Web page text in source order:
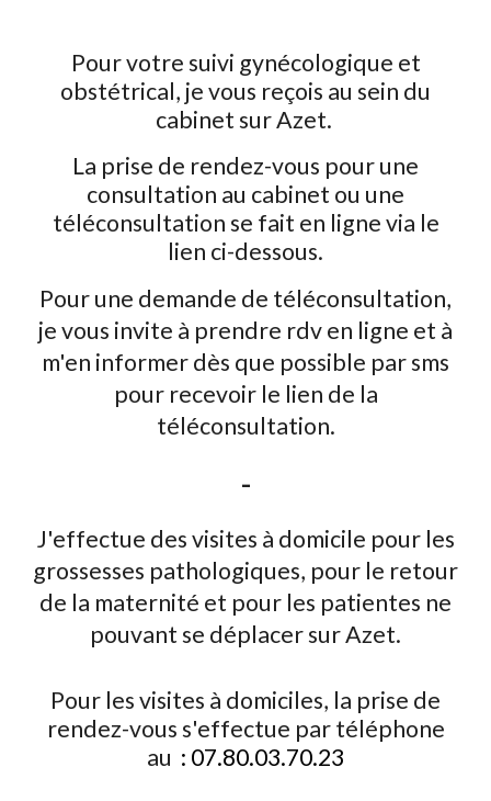
Pour votre suivi gynécologique et
obstétrical, je vous reçois au sein du
cabinetsur Azet.
La prise de rendez-vous pour une
consultation au cabinet ou une
téléconsultation se fait en ligne via le
lien ci-dessous.
Pour une demande de téléconsultation,
je vous invite à prendre rdv en ligne et à
m'en informer dès que possible par sms
pour recevoir le lien de la
téléconsultation.
-
J'effectue des visites à domicile pour les
grossesses pathologiques, pour le retour
de la maternité et pour les patientes ne
pouvant se déplacer sur Azet.
Pour les visites à domiciles, la prise de
rendez-vous s'effectue par téléphone
au : 07.80.03.70.23